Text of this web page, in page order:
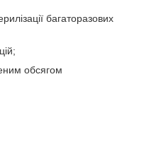
багаторазових
обсягом